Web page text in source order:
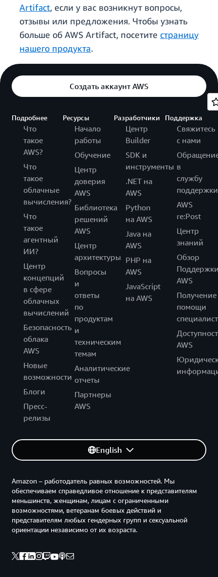
Artifact, если у вас возникнут вопросы,
отзывы или предложения. Чтобы узнать
больше об AWS Artifact, посетите страницу
нашего продукта.
Создать аккаунт AWS
Подробнее
Что
такое
AWS?
Что
такое
облачные
вычисления?
Что
такое
агентный
ИИ?
Центр
концепций
в сфере
облачных
вычислений
Безопасность
облака
AWS
Новые
возможности
Блоги
Пресс-
релизы
Ресурсы
Начало
работы
Обучение
Центр
доверия
AWS
Библиотека
решений
AWS
Центр
архитектуры
Вопросы
и
ответы
по
продуктам
и
техническим
темам
Аналитические
отчеты
Партнеры
AWS
Разработчики
Центр
Builder
SDK и
инструменты
.NET на
AWS
Python
на AWS
Java на
AWS
PHP на
AWS
JavaScript
на AWS
Поддержка
Свяжитесь
с нами
в
службу
поддержки
AWS
re:Post
Центр
знаний
Обзор
AWS
Получение
помощи
AWS
English
Amazon – работодатель равных возможностей. Мы
обеспечиваем справедливое отношение к представителям
меньшинств, женщинам, лицам с ограниченными
возможностями, ветеранам боевых действий и
представителям любых гендерных групп и сексуальной
ориентации независимо от их возраста.